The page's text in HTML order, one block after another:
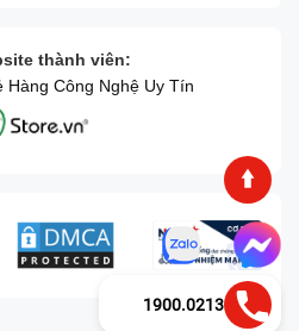
thành viên:
Hàng Công Nghệ Uy Tín
1900.0213